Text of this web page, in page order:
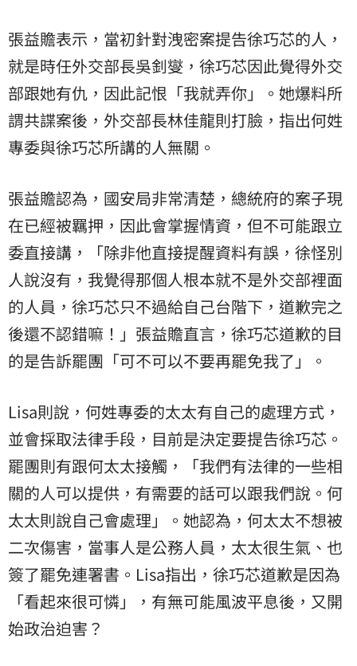
張益贍表示，當初針對洩密案提告徐巧芯的人，
就是時任外交部長吳釗燮，徐巧芯因此覺得外交
部跟她有仇，因此記恨「我就弄你」。她爆料所
謂共諜案後，外交部長林佳龍則打臉，指出何姓
專委與徐巧芯所講的人無關。
張益贍認為，國安局非常清楚，總統府的案子現
在已經被羈押，因此會掌握情資，但不可能跟立
委直接講，「除非他直接提醒資料有誤，徐怪別
人說沒有，我覺得那個人根本就不是外交部裡面
的人員，徐巧芯只不過給自己台階下，道歉完之
後還不認錯嘛！」張益贍直言，徐巧芯道歉的目
的是告訴罷團「可不可以不要再罷免我了」。
Lisa則說，何姓專委的太太有自己的處理方式，
並會採取法律手段，目前是決定要提告徐巧芯。
罷團則有跟何太太接觸，「我們有法律的一些相
關的人可以提供，有需要的話可以跟我們說。何
太太則說自己會處理」。她認為，何太太不想被
二次傷害，當事人是公務人員，太太很生氣、也
簽了罷免連署書。Lisa指出，徐巧芯道歉是因為
「看起來很可憐」，有無可能風波平息後，又開
始政治迫害？